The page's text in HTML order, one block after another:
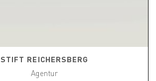
STIFT REICHERSBERG
Agentur